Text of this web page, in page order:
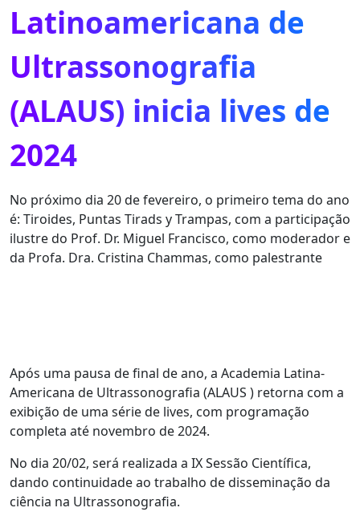
Latinoamericana de
Ultrassonografia
(ALAUS) inicia lives de
2024
No próximo dia 20 de fevereiro, o primeiro tema do ano
é: Tiroides, Puntas Tirads y Trampas, com a participação
ilustre do Prof. Dr. Miguel Francisco, como moderador e
da Profa. Dra. Cristina Chammas, como palestrante
Após uma pausa de final de ano, a Academia Latina-
Americana de Ultrassonografia (ALAUS ) retorna com a
exibição de uma série de lives, com programação
completa até novembro de 2024.
No dia 20/02, será realizada a IX Sessão Científica,
dando continuidade ao trabalho de disseminação da
ciência na Ultrassonografia.